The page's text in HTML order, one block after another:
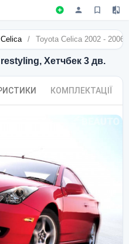
Celica / Toyota Celica 2002 -
Хетчбек 3 дв.
КОМПЛЕКТАЦІЇ